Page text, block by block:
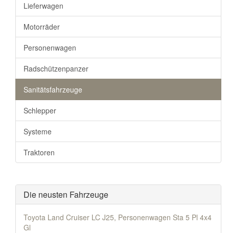
Lieferwagen
Motorräder
Personenwagen
Radschützenpanzer
Sanitätsfahrzeuge
Schlepper
Systeme
Traktoren
Die neusten Fahrzeuge
Toyota Land Cruiser LC J25, Personenwagen Sta 5 Pl 4x4
Gl